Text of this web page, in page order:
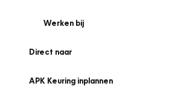
Werken bij
Direct naar
APK Keuring inplannen